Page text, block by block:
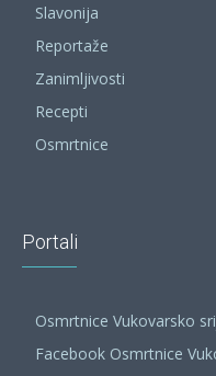
Slavonija
Reportaže
Zanimljivosti
Recepti
Osmrtnice
Portali
Osmrtnice Vukovarsko
Facebook Osmrtnice